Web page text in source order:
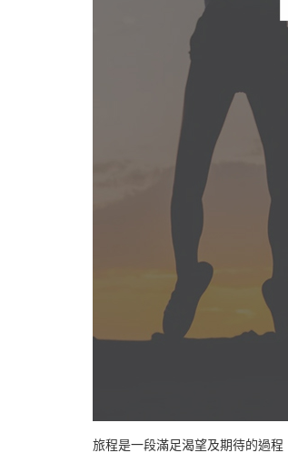
旅程是一段滿足渴望及期待的過